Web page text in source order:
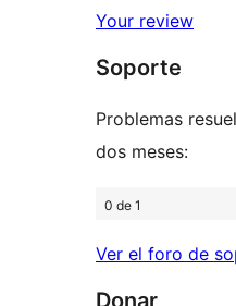
estrellas
de
estrellas
Your review
Soporte
Problemas
dos meses:
0 de 1
Ver el foro de
Donar